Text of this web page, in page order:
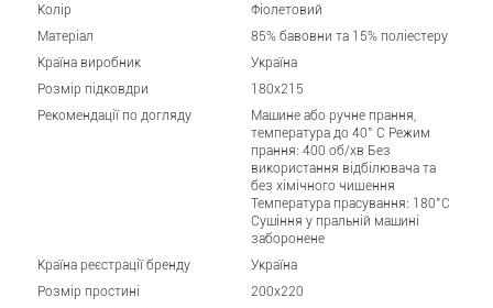
Колір
Фіолетовий
Матеріал
85% бавовни та 15% поліестеру
Країна виробник
Україна
Розмір підковдри
180x215
Рекомендації по догляду
Машине або ручне прання,
температура до 40° C Режим
прання: 400 об/хв Без
використання відбілювача та
без хімічного чищення
Температура прасування: 180°C
Сушіння у пральній машині
заборонене
Країна реєстрації бренду
Україна
Розмір простині
200x220